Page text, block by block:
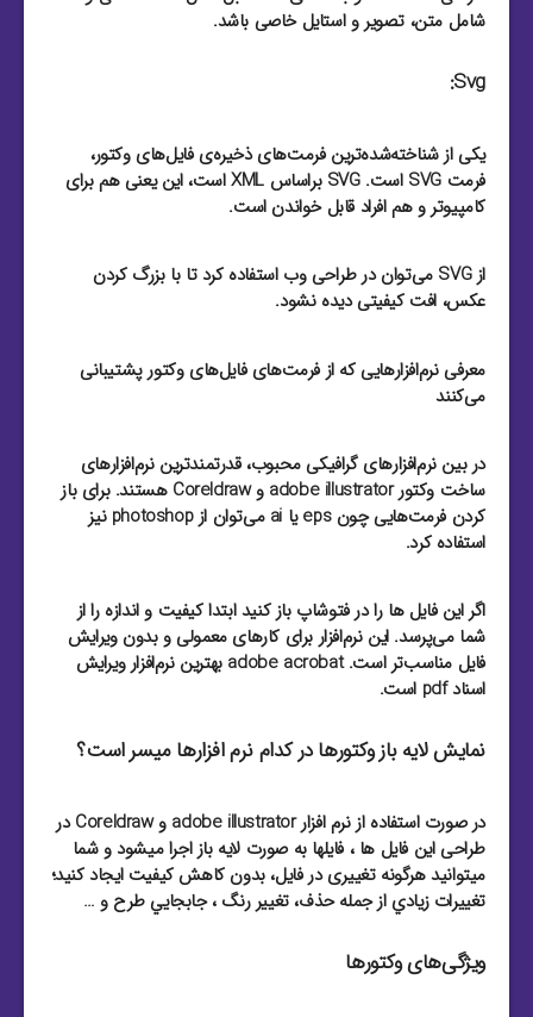
شامل متن، تصویر و استایل خاصی باشد.
Svg:
یکی از شناخته‌شده‌ترین فرمت‌های ذخیره‌ی فایل‌های وکتور،
فرمت SVG است. SVG براساس XML است، این یعنی هم برای
کامپیوتر و هم افراد قابل خواندن است.
از SVG می‌توان در طراحی وب استفاده کرد تا با بزرگ کردن
عکس، افت کیفیتی دیده نشود.
معرفی نرم‌افزارهایی که از فرمت‌های فایل‌های وکتور پشتیبانی
می‌کنند
در بین نرم‌افزارهای گرافیکی محبوب، قدرتمند‌ترین نرم‌افزارهای
ساخت وکتور adobe illustrator و Coreldraw هستند. برای باز
کردن فرمت‌هایی چون eps یا ai می‌توان از photoshop نیز
استفاده کرد.
اگر این فایل ها را در فتوشاپ باز کنید ابتدا کیفیت و اندازه را از
شما می‌پرسد. این نرم‌افزار برای کارهای معمولی و بدون ویرایش
فایل مناسب‌تر است. adobe acrobat بهترین نرم‌افزار ویرایش
اسناد pdf است.
نمایش لایه باز وکتورها در کدام نرم افزارها میسر است؟
در صورت استفاده از نرم افزار adobe illustrator و Coreldraw در
طراحی این فایل ها ، فایلها به صورت لایه باز اجرا میشود و شما
میتوانید هرگونه تغییری در فایل، بدون کاهش کیفیت ایجاد کنید؛
تغييرات زيادي از جمله حذف، تغيير رنگ ، جابجايي طرح و …
ویژگی‌های وکتورها